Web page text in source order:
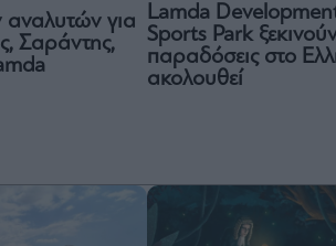
αναλυτών για
Σαράντης,
Lamda
Sports Park
παραδόσεις στο
ακολουθεί